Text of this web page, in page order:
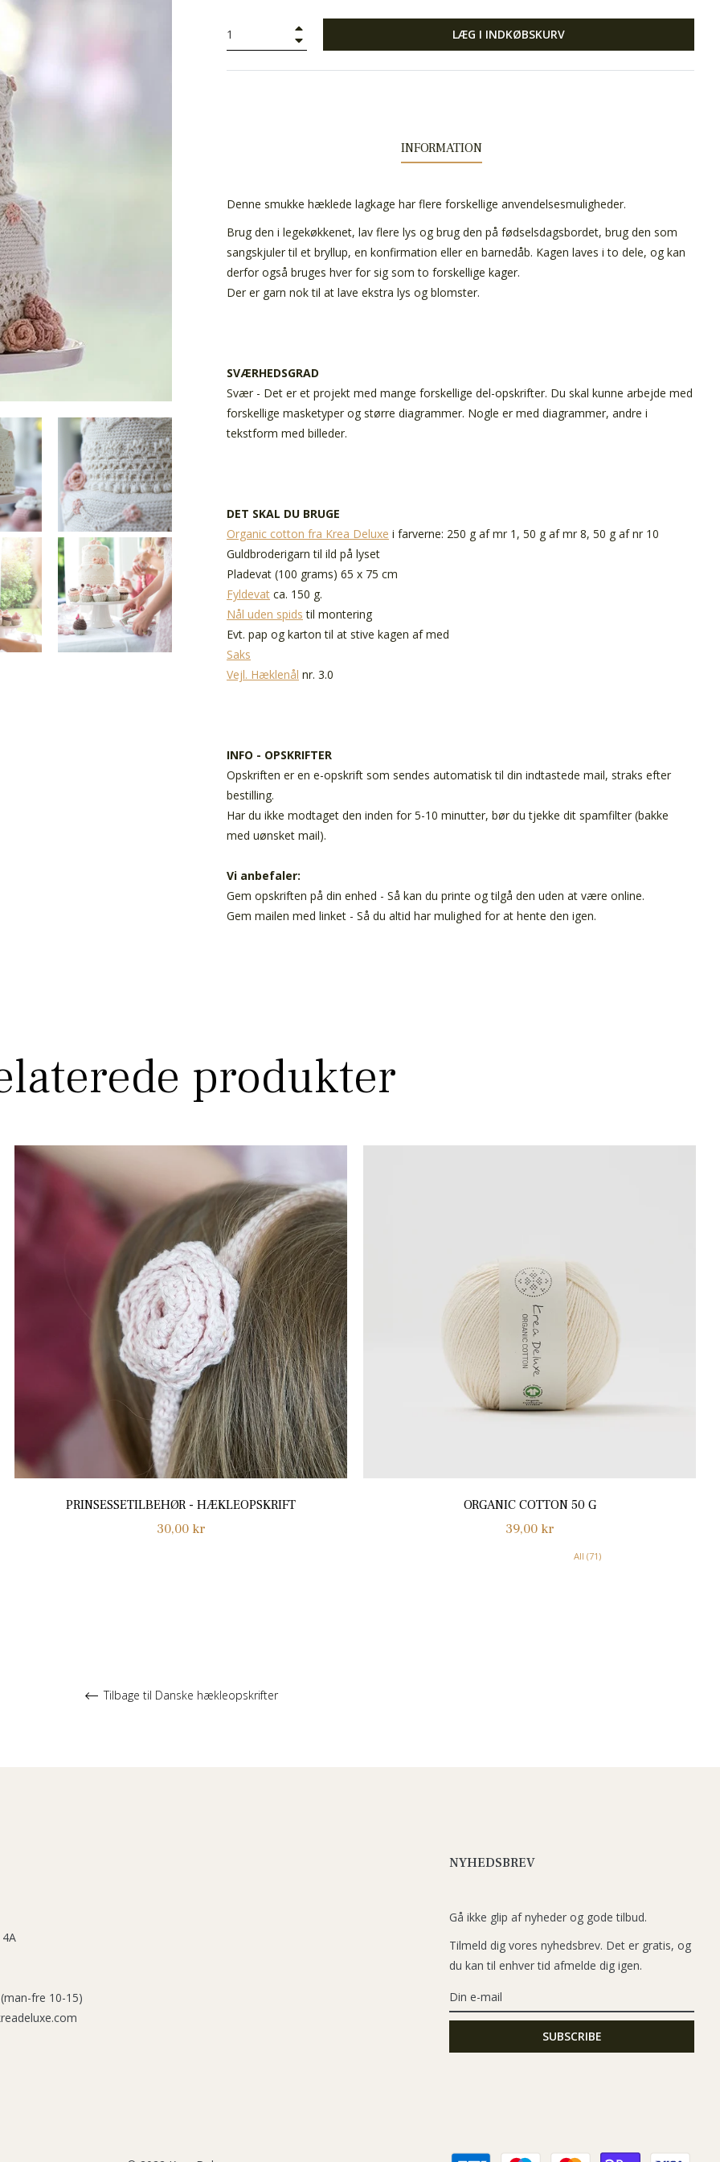
LÆG I INDKØBSKURV
INFORMATION
Denne smukke hæklede lagkage har flere forskellige anvendelsesmuligheder.
Brug den i legekøkkenet, lav flere lys og brug den på fødselsdagsbordet, brug den som
sangskjuler til et bryllup, en konfirmation eller en barnedåb. Kagen laves i to dele, og kan
derfor også bruges hver for sig som to forskellige kager.
Der er garn nok til at lave ekstra lys og blomster.
SVÆRHEDSGRAD
Svær - Det er et projekt med mange forskellige del-opskrifter. Du skal kunne arbejde med
forskellige masketyper og større diagrammer. Nogle er med diagrammer, andre i
tekstform med billeder.
DET SKAL DU BRUGE
Organic cotton fra Krea Deluxe i farverne: 250 g af mr 1, 50 g af mr 8, 50 g af nr 10
Guldbroderigarn til ild på lyset
Pladevat (100 grams) 65 x 75 cm
Fyldevat ca. 150 g.
Nål uden spids til montering
Evt. pap og karton til at stive kagen af med
Saks
Vejl. Hæklenål nr. 3.0
INFO - OPSKRIFTER
Opskriften er en e-opskrift som sendes automatisk til din indtastede mail, straks efter
bestilling.
Har du ikke modtaget den inden for 5-10 minutter, bør du tjekke dit spamfilter (bakke
med uønsket mail).
Vi anbefaler:
Gem opskriften på din enhed - Så kan du printe og tilgå den uden at være online.
Gem mailen med linket - Så du altid har mulighed for at hente den igen.
produkter
PRINSESSETILBEHØR - HÆKLEOPSKRIFT
Normalpris
30,00 kr
ORGANIC COTTON 50 G
Normalpris
39,00 kr
All (71)
Tilbage til Danske hækleopskrifter
fre 10-15)
NYHEDSBREV
Gå ikke glip af nyheder og gode tilbud.
Tilmeld dig vores nyhedsbrev. Det er gratis, og
du kan til enhver tid afmelde dig igen.